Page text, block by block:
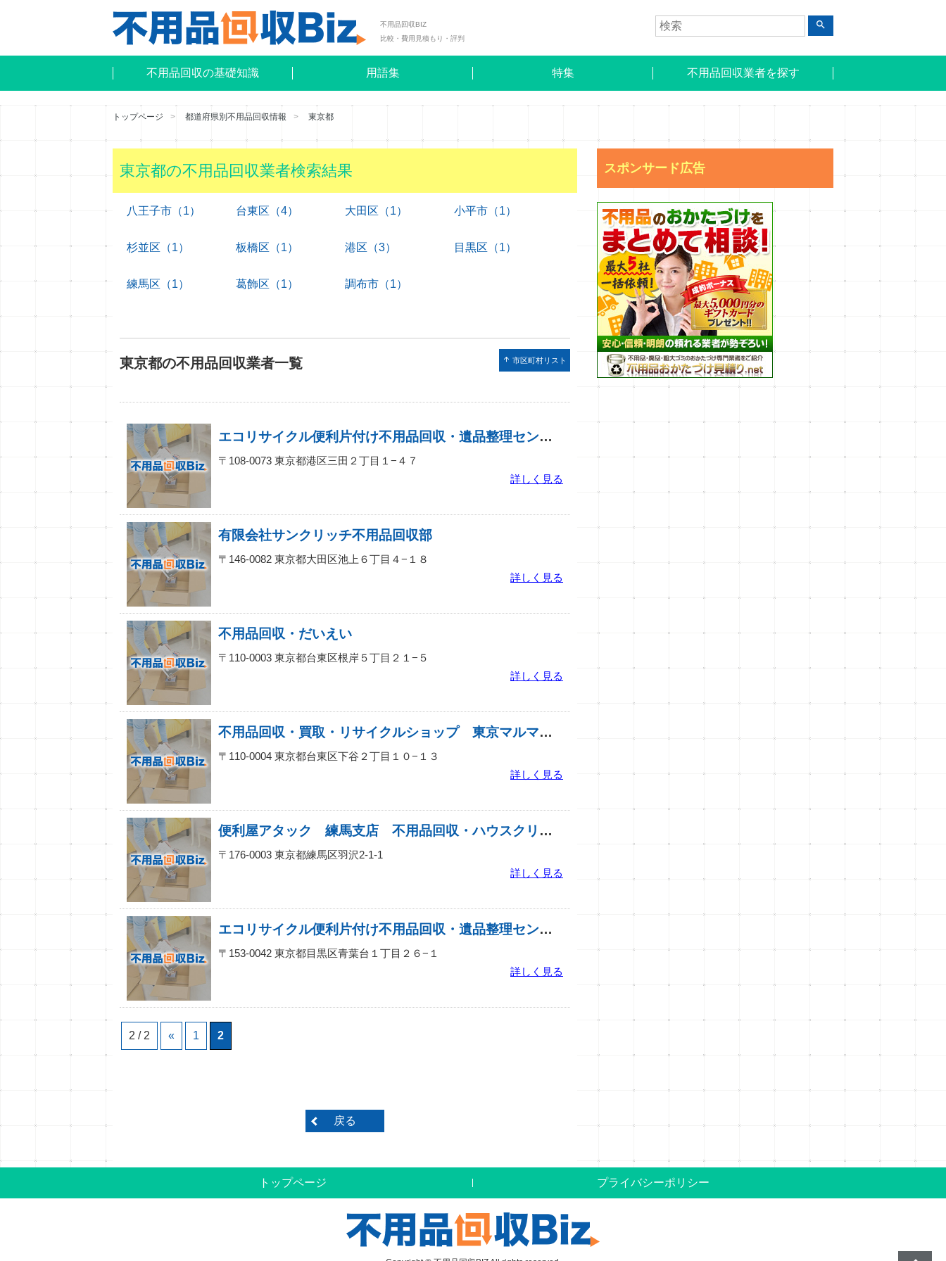
不用品回収BIZ
比較・費用見積もり・評判
search
不用品回収の基礎知識 用語集 特集 不用品回収業者を探す
トップページ 都道府県別不用品回収情報 東京都
東京都の不用品回収業者検索結果
八王子市（1） 台東区（4） 大田区（1） 小平市（1）
杉並区（1） 板橋区（1） 港区（3） 目黒区（1）
練馬区（1） 葛飾区（1） 調布市（1）
東京都の不用品回収業者一覧 arrow_upward 市区町村リスト
エコリサイクル便利片付け不用品回収・遺品整理センター 三田受付センター
〒108-0073 東京都港区三田２丁目１−４７
詳しく見る
有限会社サンクリッチ不用品回収部
〒146-0082 東京都大田区池上６丁目４−１８
詳しく見る
不用品回収・だいえい
〒110-0003 東京都台東区根岸５丁目２１−５
詳しく見る
不用品回収・買取・リサイクルショップ 東京マルマサ株式会社
〒110-0004 東京都台東区下谷２丁目１０−１３
詳しく見る
便利屋アタック 練馬支店 不用品回収・ハウスクリーニング・引越し
〒176-0003 東京都練馬区羽沢2-1-1
詳しく見る
エコリサイクル便利片付け不用品回収・遺品整理センター 中目黒・受付センター
〒153-0042 東京都目黒区青葉台１丁目２６−１
詳しく見る
2 / 2 « 1 2
戻る
スポンサード広告
トップページ プライバシーポリシー